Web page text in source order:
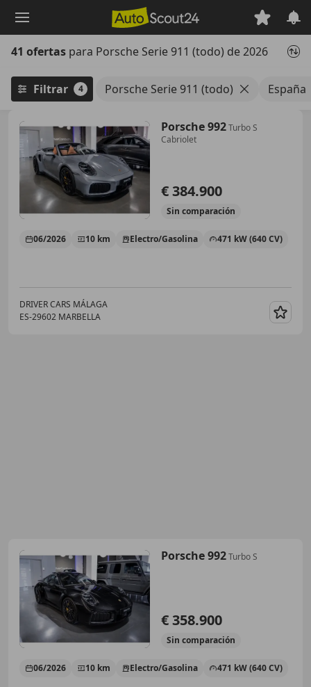
principal
41 ofertas para Porsche Serie 911 (todo) de 2026
Filtrar 4 Porsche Serie 911 (todo) España
Porsche 992Turbo S
Cabriolet
€ 384.900
Sin comparación
06/2026 10 km Electro/Gasolina 471 kW (640 CV)
DRIVER CARS MÁLAGA
ES-29602 MARBELLA
Porsche 992Turbo S
€ 358.900
Sin comparación
06/2026 10 km Electro/Gasolina 471 kW (640 CV)